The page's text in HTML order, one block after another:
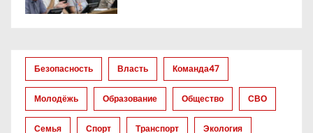
о
а
п
Безопасность Власть Команда47
Молодёжь Образование Общество СВО
Семья Спорт Транспорт Экология